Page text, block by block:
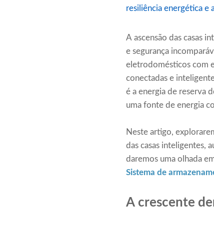
resiliência energética e
A ascensão das casas
e segurança
eletrodomésticos com
conectadas e
é a energia de reserva
uma fonte de energia
Neste artigo,
das casas inteligentes,
daremos uma olhada
Sistema de
A crescente